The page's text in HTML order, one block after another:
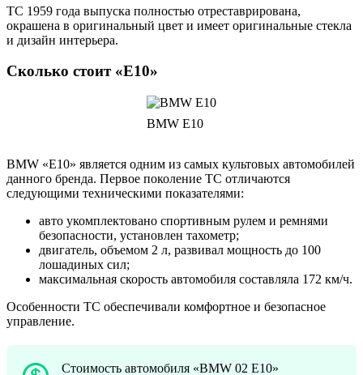
ТС 1959 года выпуска полностью отреставрирована,
окрашена в оригинальный цвет и имеет оригинальные стекла
и дизайн интерьера.
Сколько стоит «E10»
BMW E10
BMW «E10» является одним из самых культовых автомобилей
данного бренда. Первое поколение ТС отличаются
следующими техническими показателями:
авто укомплектовано спортивным рулем и ремнями
безопасности, установлен тахометр;
двигатель, объемом 2 л, развивал мощность до 100
лошадиных сил;
максимальная скорость автомобиля составляла 172 км/ч.
Особенности ТС обеспечивали комфортное и безопасное
управление.
Стоимость автомобиля «BMW 02 E10»